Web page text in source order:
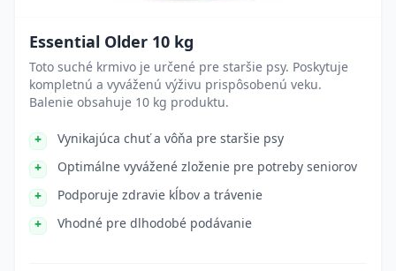
Essential Older 10 kg
Toto suché krmivo je určené pre staršie psy. Poskytuje
kompletnú a vyváženú výživu prispôsobenú veku.
Balenie obsahuje 10 kg produktu.
Vynikajúca chuť a vôňa pre staršie psy
Optimálne vyvážené zloženie pre potreby seniorov
Podporuje zdravie kĺbov a trávenie
Vhodné pre dlhodobé podávanie